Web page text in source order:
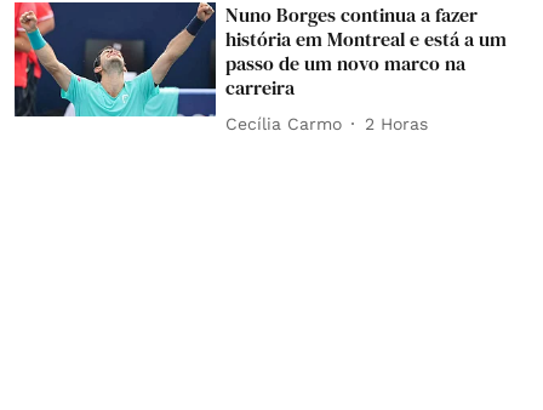
Nuno Borges continua a fazer
história em Montreal e está a um
passo de um novo marco na
carreira
Cecília Carmo 2 Horas